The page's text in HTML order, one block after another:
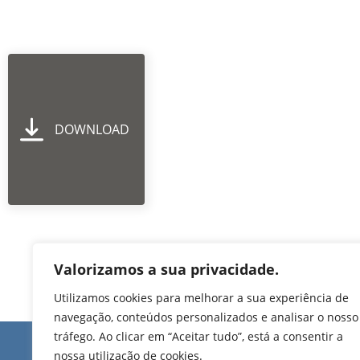
Valorizamos a sua privacidade.
Utilizamos cookies para melhorar a sua experiência de
navegação, conteúdos personalizados e analisar o nosso
tráfego. Ao clicar em “Aceitar tudo”, está a consentir a
nossa utilização de cookies.
DOWNLOAD
Edifício de Jovim